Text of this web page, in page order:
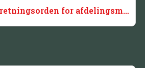
Standardforretningsorden for afdelingsmoder PAB afd. 2